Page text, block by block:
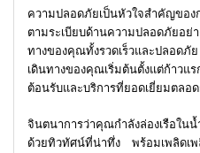
ความปลอดภัยเป็นหัวใจสำคัญขอ
ตามระเบียบด้านความปลอดภัยอย่
ทางของคุณทั้งรวดเร็วและปลอด
เดินทางของคุณเริ่มต้นตั้งแต่ก้า
ต้อนรับและบริการที่ยอดเยี่ยมตลอด
จินตนาการว่าคุณกำลังล่องเรือใ
ด้วยทิวทัศน์ที่น่าทึ่ง พร้อมเพลิดเ